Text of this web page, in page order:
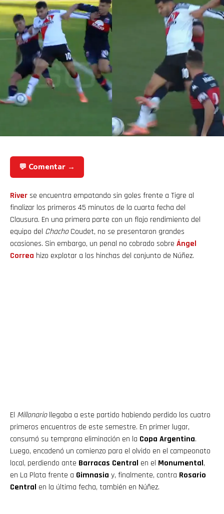
💬 Comentar →
Riverse encuentra empatando sin goles frente a Tigre al
finalizar los primeros 45 minutos de la cuarta fecha del
Clausura. En una primera parte con un flojo rendimiento del
equipo del ChachoCoudet, no se presentaron grandes
ocasiones. Sin embargo, un penal no cobrado sobre Ángel
Correa hizo explotar a los hinchas del conjunto de Núñez.
El Millonariollegaba a este partido habiendo perdido los cuatro
primeros encuentros de este semestre. En primer lugar,
consumó su temprana eliminación en la Copa Argentina.
Luego, encadenó un comienzo para el olvido en el campeonato
local, perdiendo ante Barracas Central en el Monumental,
en La Plata frente a Gimnasia y, finalmente, contra Rosario
Central en la última fecha, también en Núñez.